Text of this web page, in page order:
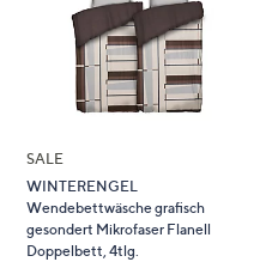
SALE
WINTERENGEL
Wendebettwäsche grafisch
gesondert Mikrofaser Flanell
Doppelbett, 4tlg.